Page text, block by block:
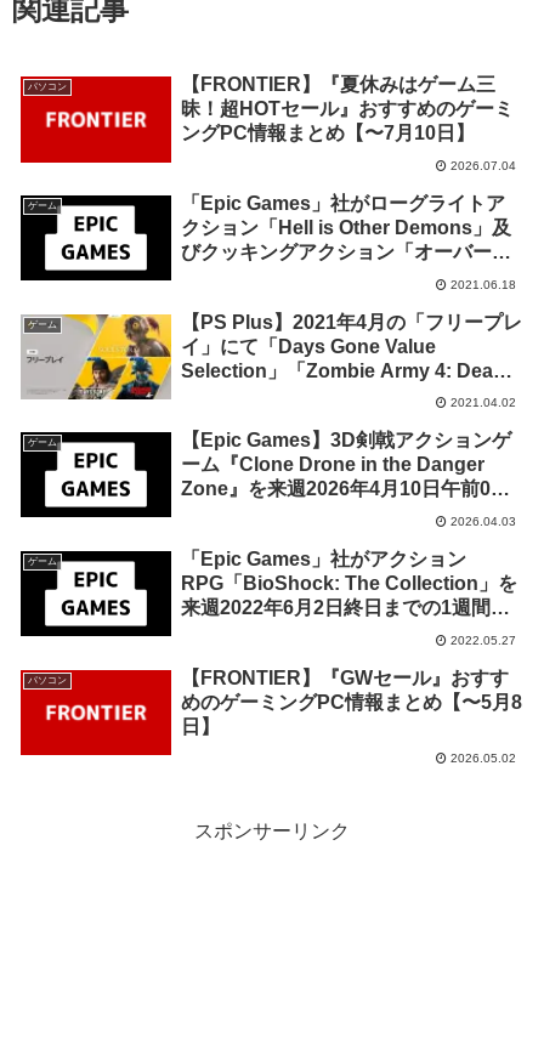
関連記事
パソコン
【FRONTIER】『夏休みはゲーム三
昧！超HOTセール』おすすめのゲーミ
ングPC情報まとめ【〜7月10日】
2026.07.04
ゲーム
「Epic Games」社がローグライトア
クション「Hell is Other Demons」及
びクッキングアクション「オーバーク
ック2」を来週2021年6月24日終日まで
2021.06.18
ゲーム
【PS Plus】2021年4月の「フリープレ
イ」にて「Days Gone Value
Selection」「Zombie Army 4: Dead
War」「Oddworld: Soulstorm」等3タ
2021.04.02
ゲーム
【Epic Games】3D剣戟アクションゲ
ーム『Clone Drone in the Danger
Zone』を来週2026年4月10日午前0時
までの期間限定で無料配布を開始！
2026.04.03
ゲーム
「Epic Games」社がアクション
RPG「BioShock: The Collection」を
来週2022年6月2日終日までの1週間限
2022.05.27
パソコン
【FRONTIER】『GWセール』おすす
めのゲーミングPC情報まとめ【〜5月8
日】
2026.05.02
スポンサーリンク